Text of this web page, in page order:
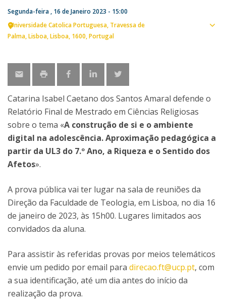
Segunda-feira , 16 de Janeiro 2023 - 15:00
Universidade Catolica Portuguesa Travessa de
Palma Lisboa Lisboa 1600 Portugal
Catarina Isabel Caetano dos Santos Amaral defende o
Relatório Final de Mestrado em Ciências Religiosas
sobre o tema «A construção de si e o ambiente
digital na adolescência. Aproximação pedagógica a
partir da UL3 do 7.º Ano, a Riqueza e o Sentido dos
Afetos».
A prova pública vai ter lugar na sala de reuniões da
Direção da Faculdade de Teologia, em Lisboa, no dia 16
de janeiro de 2023, às 15h00. Lugares limitados aos
convidados da aluna.
Para assistir às referidas provas por meios telemáticos
envie um pedido por email para direcao.ft@ucp.pt, com
a sua identificação, até um dia antes do início da
realização da prova.